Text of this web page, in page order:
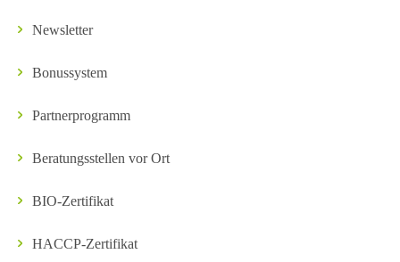
Newsletter
Bonussystem
Partnerprogramm
Beratungsstellen vor Ort
BIO-Zertifikat
HACCP-Zertifikat